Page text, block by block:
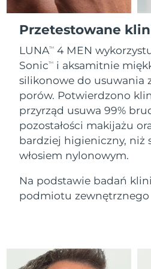
Przetestowane
LUNATM
4 MEN
SonicTM
i aksamitnie
silikonowe do usuwania
porów. Potwierdzono
przyrząd usuwa 99%
pozostałości makijażu
bardziej higieniczny, niż
włosiem nylonowym.
Na podstawie badań
podmiotu zewnętrznego
All revitalizing eye
Advanced pore
Serum
issa™ Teeth
18% PAP
Kosmetyki
Kupuj
FOREO APP
O NAS
Gibraltar
SRA Hongkong
(Chiny)
Węgry
Islandia
Indonezja
Wyspa Man